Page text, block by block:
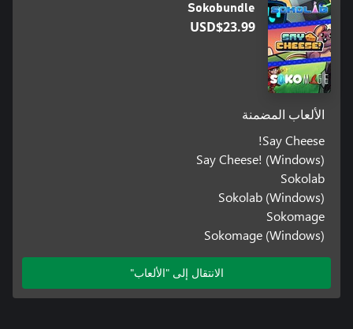
Sokobundle
USD$23.99
الألعاب المضمنة
Say Cheese!
Say Cheese! (Windows)
Sokolab
Sokolab (Windows)
Sokomage
Sokomage (Windows)
الانتقال إلى "الألعاب"